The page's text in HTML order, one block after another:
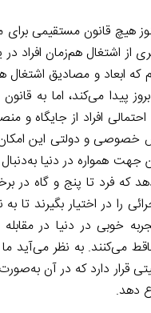
هیچ قانون مستقیمی
از اشتغال هم‌زمان
ابعاد و مصادیق
پیدا می‌کند، اما به
احتمالی افراد از جایگاه
و دولتی این امکان
جهت همواره در دنیا
را در اختیار بگیرند
خوبی در دنیا در
می‌کنند. به نظر می‌آید
قرار دارد که در آن
دهد.